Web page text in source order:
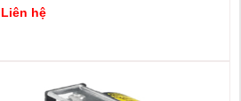
Liên hệ